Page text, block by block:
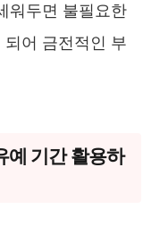
워두면 불필요한
어 금전적인 부
예 기간 활용하